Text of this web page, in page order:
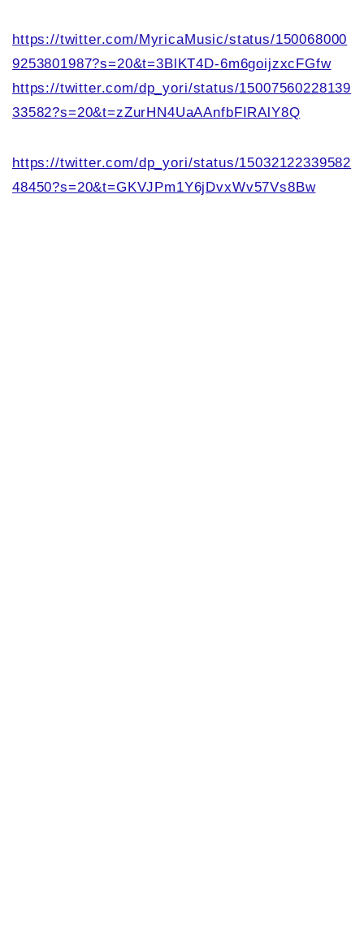
https://twitter.com/MyricaMusic/status/150068000
9253801987?s=20&t=3BlKT4D-6m6goijzxcFGfw
https://twitter.com/dp_yori/status/15007560228139
33582?s=20&t=zZurHN4UaAAnfbFIRAlY8Q
https://twitter.com/dp_yori/status/15032122339582
48450?s=20&t=GKVJPm1Y6jDvxWv57Vs8Bw